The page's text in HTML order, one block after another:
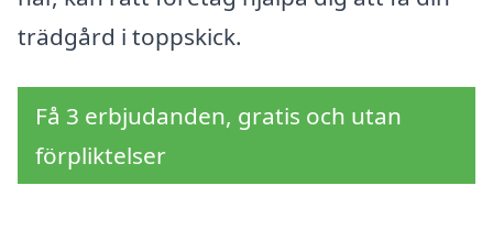
trädgård i toppskick.
Få 3 erbjudanden, gratis och utan
förpliktelser